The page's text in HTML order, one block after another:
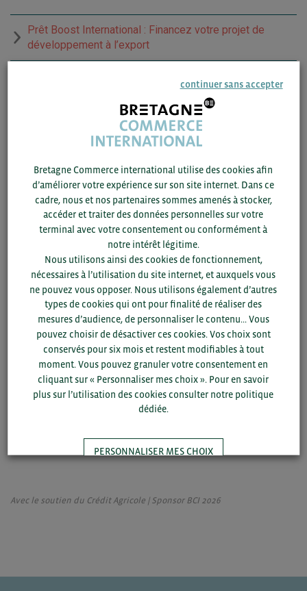
Prêt Boost International : Financez votre projet de
développement à l’export
Pour plus de détails, le support de présentation est
disponible ci-dessous :
TÉLÉCHARGEZ LA PRÉSENTATION
Avec le soutien du Crédit Agricole | Sponsor BCI 2026
continuer sans accepter
Bretagne Commerce international utilise des cookies afin
d’améliorer votre expérience sur son site internet. Dans ce
cadre, nous et nos partenaires sommes amenés à stocker,
accéder et traiter des données personnelles sur votre
terminal avec votre consentement ou conformément à
notre intérêt légitime.
Nous utilisons ainsi des cookies de fonctionnement,
nécessaires à l’utilisation du site internet, et auxquels vous
ne pouvez vous opposer. Nous utilisons également d’autres
types de cookies qui ont pour finalité de réaliser des
mesures d’audience, de personnaliser le contenu... Vous
pouvez choisir de désactiver ces cookies. Vos choix sont
conservés pour six mois et restent modifiables à tout
moment. Vous pouvez granuler votre consentement en
cliquant sur « Personnaliser mes choix ». Pour en savoir
plus sur l’utilisation des cookies consulter notre politique
dédiée.
PERSONNALISER MES CHOIX